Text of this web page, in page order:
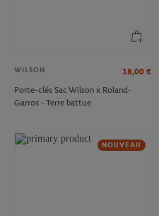
WILSON 18,00 €
Porte-clés Sac Wilson x Roland-
Garros - Terre battue
NOUVEAU